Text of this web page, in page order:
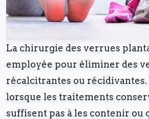
La chirurgie des verrues
employée pour éliminer des
récalcitrantes ou récidivantes.
lorsque les traitements
suffisent pas à les contenir ou